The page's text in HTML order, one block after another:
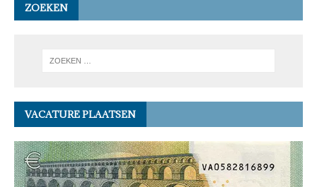
ZOEKEN
VACATURE PLAATSEN